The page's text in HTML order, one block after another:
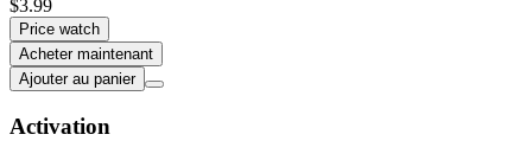
$3.99
Price watch
Acheter maintenant
Ajouter au panier
Activation